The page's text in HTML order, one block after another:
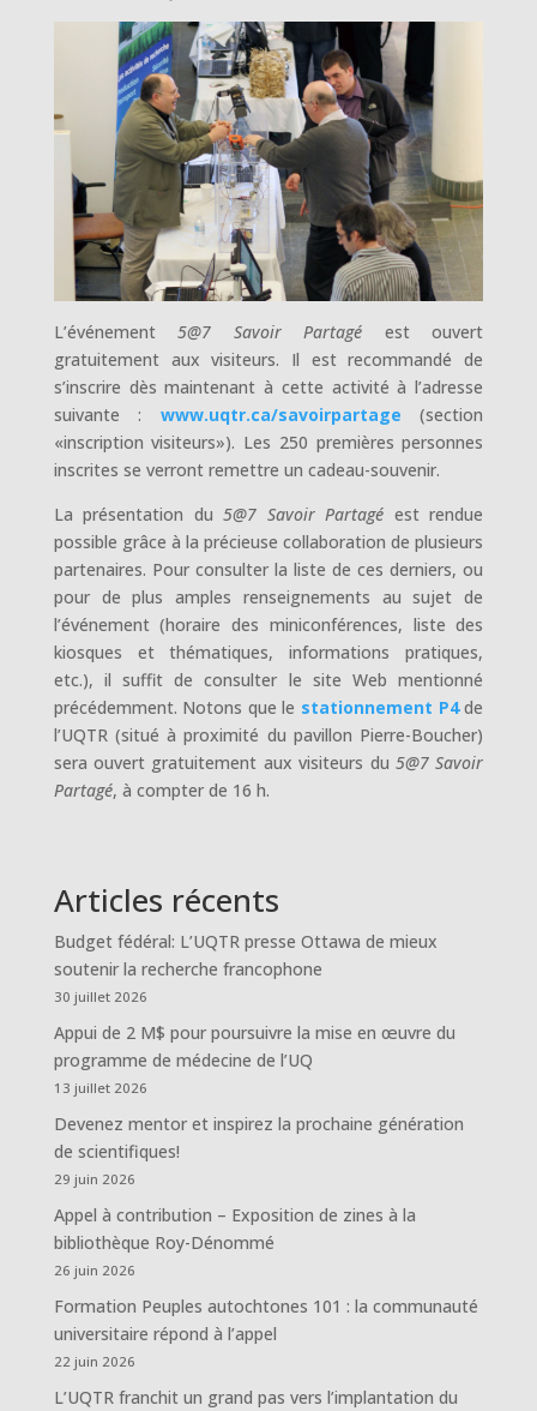
L’événement5@7 Savoir Partagé est ouvert
gratuitement aux visiteurs. Il est recommandé de
s’inscrire dès maintenant à cette activité à l’adresse
suivante : www.uqtr.ca/savoirpartage (section
«inscription visiteurs»). Les 250 premières personnes
inscrites se verront remettre un cadeau-souvenir.
La présentation du5@7 Savoir Partagé est rendue
possible grâce à la précieuse collaboration de plusieurs
partenaires. Pour consulter la liste de ces derniers, ou
pour de plus amples renseignements au sujet de
l’événement (horaire des miniconférences, liste des
kiosques et thématiques, informations pratiques,
etc.), il suffit de consulter le site Web mentionné
précédemment. Notons que le stationnement P4de
l’UQTR (situé à proximité du pavillon Pierre-Boucher)
sera ouvert gratuitement aux visiteurs du 5@7 Savoir
Partagé, à compter de 16 h.
Articles récents
Budget fédéral: L’UQTR presse Ottawa de mieux
soutenir la recherche francophone
30 juillet 2026
Appui de 2 M$ pour poursuivre la mise en œuvre du
programme de médecine de l’UQ
13 juillet 2026
Devenez mentor et inspirez la prochaine génération
de scientifiques!
29 juin 2026
Appel à contribution – Exposition de zines à la
bibliothèque Roy-Dénommé
26 juin 2026
Formation Peuples autochtones 101 : la communauté
universitaire répond à l’appel
22 juin 2026
L’UQTR franchit un grand pas vers l’implantation du